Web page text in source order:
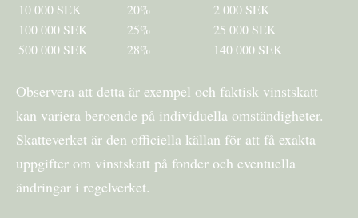
10 000 SEK 20%
2 000 SEK
100 000 SEK
25%
25 000 SEK
500 000 SEK
28% 140 000 SEK
Observera att detta är exempel och faktisk vinstskatt
kan variera beroende på individuella omständigheter.
Skatteverket är den officiella källan för att få exakta
uppgifter om vinstskatt på fonder och eventuella
ändringar i regelverket.